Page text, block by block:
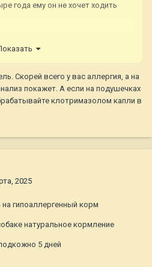
года ему он не хочет ходить
отдала за приему анализы
Скорей всего у вас аллергия, а на
покажет. А если на подушечках
клотримазолом капли в
2025
на гипоаллергенный корм
натуральное кормление
5 дней